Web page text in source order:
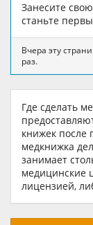
Занесите
станьте
Вчера эту
раз.
Где сделать
книжек после
медкнижка
занимает
медицинские
лицензией,